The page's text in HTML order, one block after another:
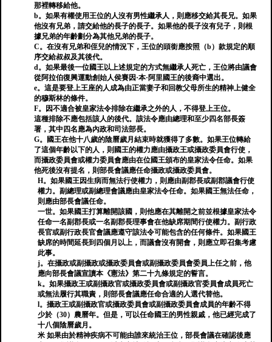
那裡轉移給他。
b。如果有權使用王位的人沒有男性繼承人，則應移交給其長兄。如果
他沒有兄弟，請交給他的長子的長子。如果他的長子沒有兒子，則根
據兄弟的年齡劃分為其他兄弟的長子。
C。在沒有兄弟和侄兒的情況下，王位的頭銜應按照（b）款規定的順
序交給叔叔及其後代。
d。如果最後一位國王以上述規定的方式無繼承人死亡，王位將由議會
從阿拉伯復興運動創始人侯賽因·本·阿里國王的後裔中選出。
e。這是要登上王座的人成為由正當妻子和回教父母所生的精神上健全
的穆斯林的條件。
F。因不適合被皇家法令排除在繼承之外的人，不得登上王位。
這種排除不應包括該人的後代。該法令應由總理和至少四名部長簽
署，其中四名應為內政和司法部長。
G。國王在他十八歲的陰曆歲月結束時就獲得了多數。如果王位轉給
了這個年齡以下的人，則國王的權力應由攝政王或攝政委員會行使，
而攝政委員會或權力委員會應由在位國王頒布的皇家法令任命。如果
他死後沒有提名，則部長會議應任命攝政或攝政委員會。
H。如果國王因生病而無法行使權力，則應由副郡長或副郡議會行使
權力。副總理或副總理會議應由皇家法令任命。如果國王無法任命，
則應由部長會議任命。
一世。如果國王打算離開該國，則他應在其離開之前並根據皇家法令
任命一名副郡長或一名副郡長理事會在他缺席期間行使權力。副行政
長官或副行政長官會議應遵守該法令可能包含的任何條件。如果國王
缺席的時間延長到四個月以上，而議會沒有開會，則應立即召集考慮
此事。
j。在攝政或副攝政或攝政委員會或副攝政委員會委員上任之前，他
應向部長會議宣讀本《憲法》第二十九條規定的誓言。
k。如果攝政王或副攝政官或攝政委員會或副攝政官委員會成員死亡
或無法履行其職責，則部長會議應任命合適的人選代替他。
l。攝政王或副攝政官或攝政委員會或副攝政委員會成員的年齡不得
少於（30）農曆年。但是，可以任命國王的男性親戚，他已經完成了
十八個陰曆歲月。
米 如果由於精神疾病不可能由誰來統治王位，部長會議在確認後應